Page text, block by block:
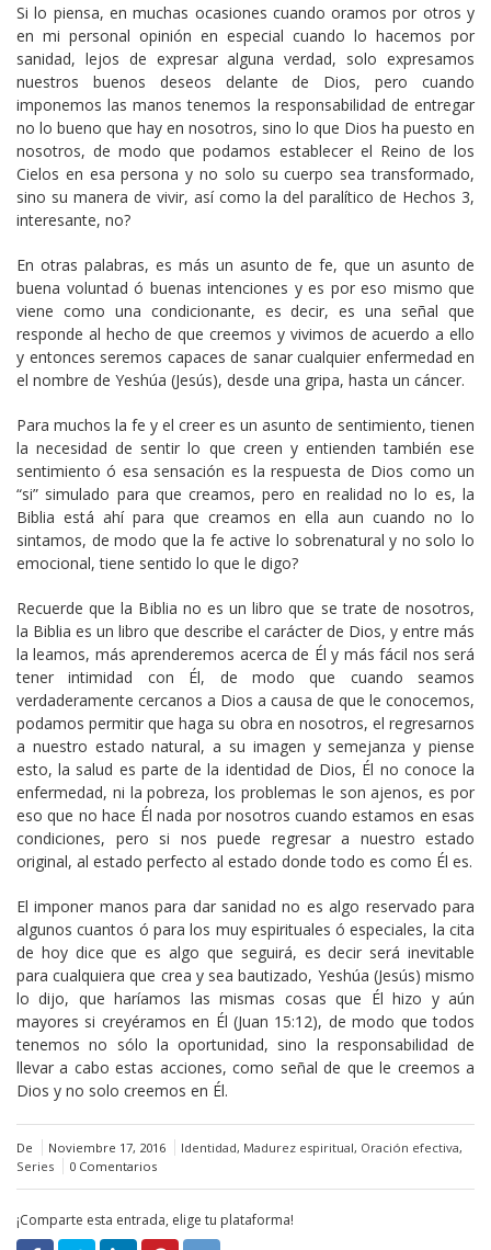
Si lo piensa, en muchas ocasiones cuando oramos por otros y
en mi personal opinión en especial cuando lo hacemos por
sanidad, lejos de expresar alguna verdad, solo expresamos
nuestros buenos deseos delante de Dios, pero cuando
imponemos las manos tenemos la responsabilidad de entregar
no lo bueno que hay en nosotros, sino lo que Dios ha puesto en
nosotros, de modo que podamos establecer el Reino de los
Cielos en esa persona y no solo su cuerpo sea transformado,
sino su manera de vivir, así como la del paralítico de Hechos 3,
interesante, no?
En otras palabras, es más un asunto de fe, que un asunto de
buena voluntad ó buenas intenciones y es por eso mismo que
viene como una condicionante, es decir, es una señal que
responde al hecho de que creemos y vivimos de acuerdo a ello
y entonces seremos capaces de sanar cualquier enfermedad en
el nombre de Yeshúa (Jesús), desde una gripa, hasta un cáncer.
Para muchos la fe y el creer es un asunto de sentimiento, tienen
la necesidad de sentir lo que creen y entienden también ese
sentimiento ó esa sensación es la respuesta de Dios como un
“si” simulado para que creamos, pero en realidad no lo es, la
Biblia está ahí para que creamos en ella aun cuando no lo
sintamos, de modo que la fe active lo sobrenatural y no solo lo
emocional, tiene sentido lo que le digo?
Recuerde que la Biblia no es un libro que se trate de nosotros,
la Biblia es un libro que describe el carácter de Dios, y entre más
la leamos, más aprenderemos acerca de Él y más fácil nos será
tener intimidad con Él, de modo que cuando seamos
verdaderamente cercanos a Dios a causa de que le conocemos,
podamos permitir que haga su obra en nosotros, el regresarnos
a nuestro estado natural, a su imagen y semejanza y piense
esto, la salud es parte de la identidad de Dios, Él no conoce la
enfermedad, ni la pobreza, los problemas le son ajenos, es por
eso que no hace Él nada por nosotros cuando estamos en esas
condiciones, pero si nos puede regresar a nuestro estado
original, al estado perfecto al estado donde todo es como Él es.
El imponer manos para dar sanidad no es algo reservado para
algunos cuantos ó para los muy espirituales ó especiales, la cita
de hoy dice que es algo que seguirá, es decir será inevitable
para cualquiera que crea y sea bautizado, Yeshúa (Jesús) mismo
lo dijo, que haríamos las mismas cosas que Él hizo y aún
mayores si creyéramos en Él (Juan 15:12), de modo que todos
tenemos no sólo la oportunidad, sino la responsabilidad de
llevar a cabo estas acciones, como señal de que le creemos a
Dios y no solo creemos en Él.
De Noviembre 17, 2016 Identidad, Madurez espiritual, Oración efectiva,
Series
0 Comentarios
¡Comparte esta entrada, elige tu plataforma!